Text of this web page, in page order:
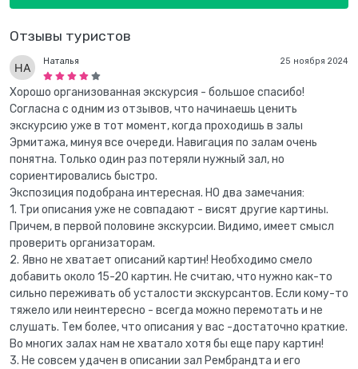
Отзывы туристов
25 ноября 2024
Наталья
Хорошо организованная экскурсия - большое спасибо!
Согласна с одним из отзывов, что начинаешь ценить
экскурсию уже в тот момент, когда проходишь в залы
Эрмитажа, минуя все очереди. Навигация по залам очень
понятна. Только один раз потеряли нужный зал, но
сориентировались быстро.
Экспозиция подобрана интересная. НО два замечания:
1. Три описания уже не совпадают - висят другие картины.
Причем, в первой половине экскурсии. Видимо, имеет смысл
проверить организаторам.
2. Явно не хватает описаний картин! Необходимо смело
добавить около 15-20 картин. Не считаю, что нужно как-то
сильно переживать об усталости экскурсантов. Если кому-то
тяжело или неинтересно - всегда можно перемотать и не
слушать. Тем более, что описания у вас -достаточно краткие.
Во многих залах нам не хватало хотя бы еще пару картин!
3. Не совсем удачен в описании зал Рембрандта и его